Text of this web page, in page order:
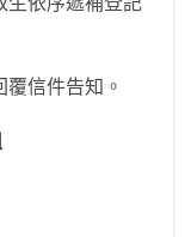
信件告知。